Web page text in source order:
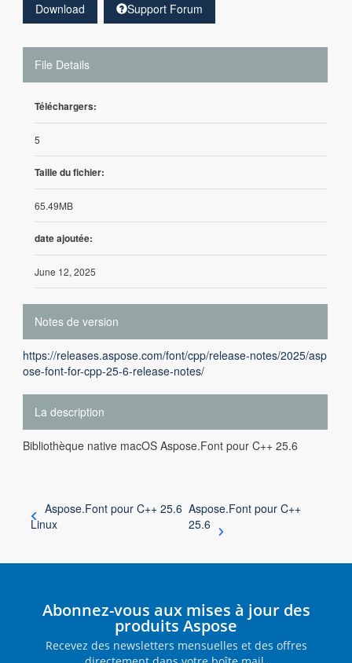
Download Support Forum
File Details
Téléchargers:
5
Taille du fichier:
65.49MB
date ajoutée:
June 12, 2025
Notes de version
https://releases.aspose.com/font/cpp/release-notes/2025/asp
ose-font-for-cpp-25-6-release-notes/
La description
Bibliothèque native macOS Aspose.Font pour C++ 25.6
Aspose.Font pour C++ 25.6
Linux
Aspose.Font pour C++
25.6
Abonnez-vous aux mises à jour des
produits Aspose
Recevez des newsletters mensuelles et des offres